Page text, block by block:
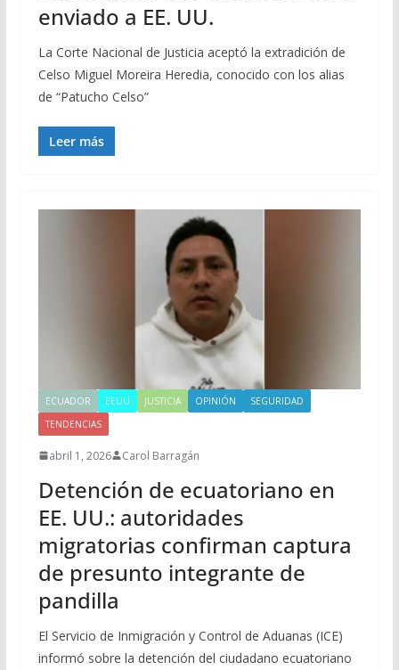
enviado a EE. UU.
La Corte Nacional de Justicia aceptó la extradición de
Celso Miguel Moreira Heredia, conocido con los alias
de “Patucho Celso”
Leer más
ECUADOR EEUU JUSTICIA OPINIÓN
SEGURIDAD
TENDENCIAS
abril 1, 2026 Carol Barragán
Detención de ecuatoriano en
EE. UU.: autoridades
migratorias confirman captura
de presunto integrante de
pandilla
El Servicio de Inmigración y Control de Aduanas (ICE)
informó sobre la detención del ciudadano ecuatoriano